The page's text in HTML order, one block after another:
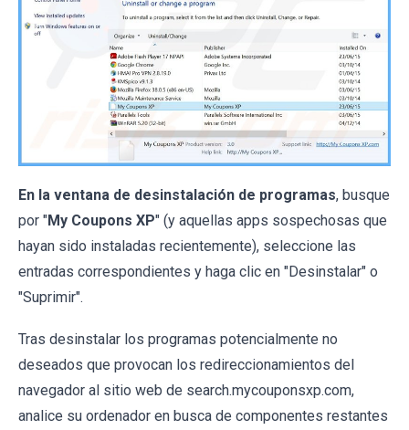
En la ventana de desinstalación de programas, busque
por "My Coupons XP" (y aquellas apps sospechosas que
hayan sido instaladas recientemente), seleccione las
entradas correspondientes y haga clic en "Desinstalar" o
"Suprimir".
Tras desinstalar los programas potencialmente no
deseados que provocan los redireccionamientos del
navegador al sitio web de search.mycouponsxp.com,
analice su ordenador en busca de componentes restantes